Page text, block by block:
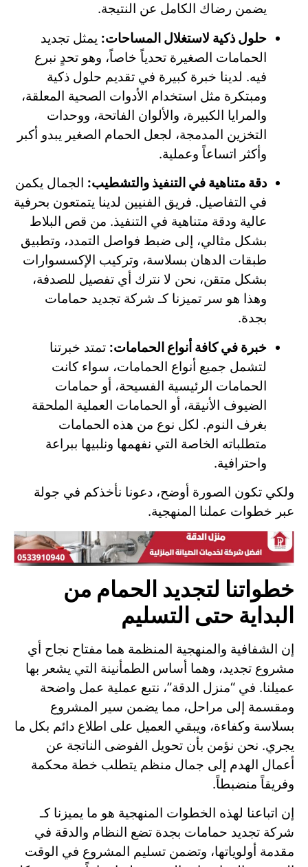
يضمن رضاك الكامل عن النتيجة.
حلول ذكية لاستغلال المساحات: يمثل تجديد
الحمامات الصغيرة تحدياً خاصاً، وهو تحدٍ نبرع
فيه. لدينا خبرة كبيرة في تقديم حلول ذكية
ومبتكرة مثل استخدام الأدوات الصحية المعلقة،
والمرايا الكبيرة، والألوان الفاتحة، ووحدات
التخزين المدمجة، لجعل الحمام الصغير يبدو أكبر
وأكثر اتساعاً وعملية.
دقة متناهية في التنفيذ والتشطيب: الجمال يكمن
في التفاصيل. فريق الفنيين لدينا يتمتعون بحرفية
عالية ودقة متناهية في التنفيذ. من قص البلاط
بشكل مثالي، إلى ضبط فواصل التمدد، وتطبيق
طبقات الدهان بسلاسة، وتركيب الإكسسوارات
بشكل متقن، نحن لا نترك أي تفصيل للصدفة،
وهذا هو سر تميزنا كـ شركة تجديد حمامات
بجدة.
خبرة في كافة أنواع الحمامات: تمتد خبرتنا
لتشمل جميع أنواع الحمامات، سواء كانت
الحمامات الرئيسية الفسيحة، أو حمامات
الضيوف الأنيقة، أو الحمامات العملية الملحقة
بغرف النوم. لكل نوع من هذه الحمامات
متطلباته الخاصة التي نفهمها ونلبيها ببراعة
واحترافية.
ولكي تكون الصورة أوضح، دعونا نأخذكم في جولة
عبر خطوات عملنا المنهجية.
خطواتنا لتجديد الحمام من
البداية حتى التسليم
إن الشفافية والمنهجية المنظمة هما مفتاح نجاح أي
مشروع تجديد، وهما أساس الطمأنينة التي يشعر بها
عميلنا. في “منزل الدقة”، نتبع عملية عمل واضحة
ومقسمة إلى مراحل، مما يضمن سير المشروع
بسلاسة وكفاءة، ويبقي العميل على اطلاع دائم بكل ما
يجري. نحن نؤمن بأن تحويل الفوضى الناتجة عن
أعمال الهدم إلى جمال منظم يتطلب خطة محكمة
وفريقاً منضبطاً.
إن اتباعنا لهذه الخطوات المنهجية هو ما يميزنا كـ
شركة تجديد حمامات بجدة تضع النظام والدقة في
مقدمة أولوياتها، وتضمن تسليم المشروع في الوقت